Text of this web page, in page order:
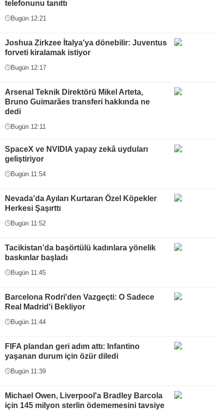
telefonunu tanıttı
Bugün 12:21
Joshua Zirkzee İtalya'ya dönebilir: Juventus
forveti kiralamak istiyor
Bugün 12:17
Arsenal Teknik Direktörü Mikel Arteta,
Bruno Guimarães transferi hakkında ne
dedi
Bugün 12:11
SpaceX ve NVIDIA yapay zekâ uyduları
geliştiriyor
Bugün 11:54
Nevada'da Ayıları Kurtaran Özel Köpekler
Herkesi Şaşırttı
Bugün 11:52
Tacikistan’da başörtülü kadınlara yönelik
baskınlar başladı
Bugün 11:45
Barcelona Rodri'den Vazgeçti: O Sadece
Real Madrid'i Bekliyor
Bugün 11:44
FIFA plandan geri adım attı: Infantino
yaşanan durum için özür diledi
Bugün 11:39
Michael Owen, Liverpool'a Bradley Barcola
için 145 milyon sterlin ödememesini tavsiye